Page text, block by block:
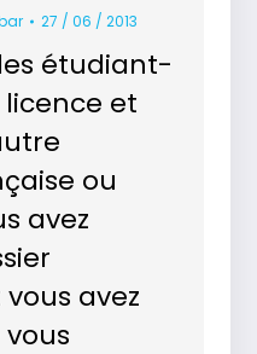
27 / 06 / 2013
étudiant-
et
ou
avez
avez